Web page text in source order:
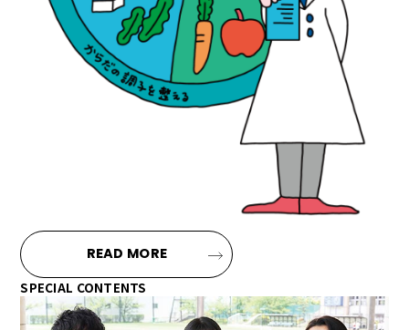
READ MORE
SPECIAL CONTENTS